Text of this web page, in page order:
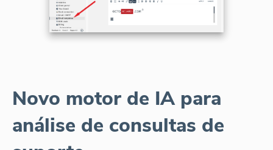
Novo motor de IA para
análise de consultas de